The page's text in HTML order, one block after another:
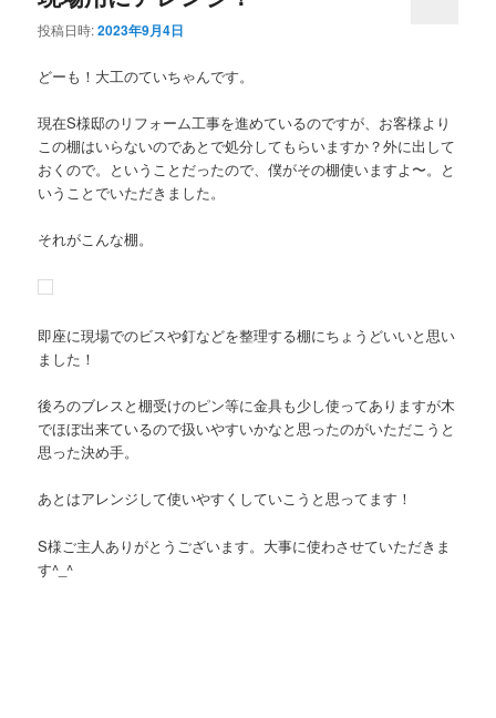
投稿日時:2023年9月4日
どーも！大工のていちゃんです。
現在S様邸のリフォーム工事を進めているのですが、お客様より
この棚はいらないのであとで処分してもらいますか？外に出して
おくので。ということだったので、僕がその棚使いますよ〜。と
いうことでいただきました。
それがこんな棚。
即座に現場でのビスや釘などを整理する棚にちょうどいいと思い
ました！
後ろのブレスと棚受けのピン等に金具も少し使ってありますが木
でほぼ出来ているので扱いやすいかなと思ったのがいただこうと
思った決め手。
あとはアレンジして使いやすくしていこうと思ってます！
S様ご主人ありがとうございます。大事に使わさせていただきま
す^_^